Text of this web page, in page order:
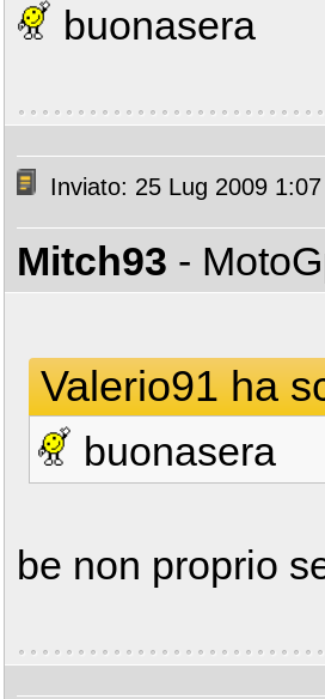
buonasera
Inviato: 25 Lug 2009 1:07
Mitch93 -
Valerio91 ha
buonasera
be non proprio